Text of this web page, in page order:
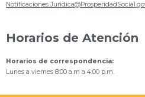
Horarios de Atención
Horarios de correspondencia:
Lunes a viernes 8:00 a.m a 4:00 p.m.